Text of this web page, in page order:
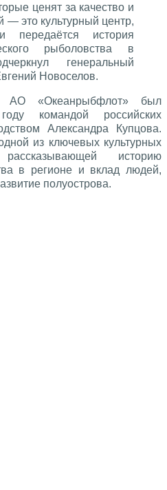
ценят за качество и
— это культурный центр,
передаётся история
рыболовства в
генеральный
Новоселов.
АО «Океанрыбфлот» был
командой российских
Александра Купцова.
из ключевых культурных
историю
в регионе и вклад людей,
полуострова.